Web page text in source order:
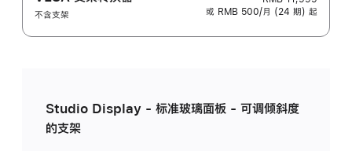
不含支架
或 RMB 500/月 (24 期) 起
Studio Display - 标准玻璃面板 - 可调倾斜度
的支架